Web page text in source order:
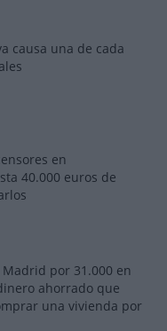
causa una de cada
en
40.000 euros de
por 31.000 en
ahorrado que
una vivienda por